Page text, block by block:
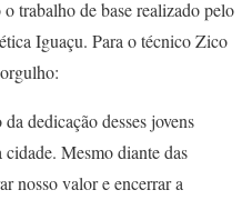
trabalho de base realizado pelo
Iguaçu. Para o técnico Zico
dedicação desses jovens
cidade. Mesmo diante das
nosso valor e encerrar a